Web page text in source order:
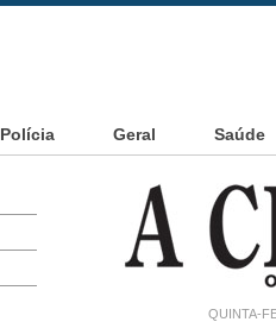
Polícia Geral Saúde
QUINTA-